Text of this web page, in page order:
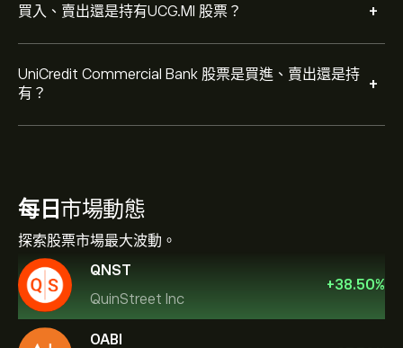
買入、賣出還是持有UCG.MI 股票？ +
UniCredit Commercial Bank 股票是買進、賣出還是持
有？
+
每日 市場動態
探索股票市場最大波動。
QNST
QuinStreet Inc
+38.50%
OABI